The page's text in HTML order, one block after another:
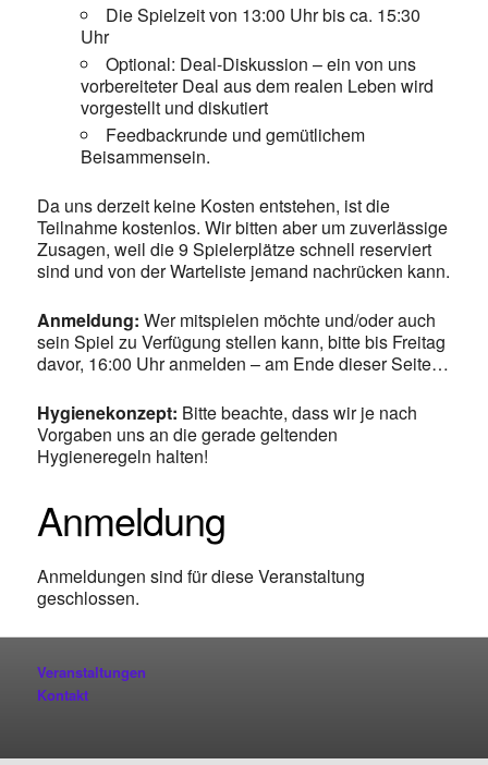
Die Spielzeit von 13:00 Uhr bis ca. 15:30
Uhr
Optional: Deal-Diskussion – ein von uns
vorbereiteter Deal aus dem realen Leben wird
vorgestellt und diskutiert
Feedbackrunde und gemütlichem
Beisammensein.
Da uns derzeit keine Kosten entstehen, ist die
Teilnahme kostenlos. Wir bitten aber um zuverlässige
Zusagen, weil die 9 Spielerplätze schnell reserviert
sind und von der Warteliste jemand nachrücken kann.
Anmeldung: Wer mitspielen möchte und/oder auch
sein Spiel zu Verfügung stellen kann, bitte bis Freitag
davor, 16:00 Uhr anmelden – am Ende dieser Seite…
Hygienekonzept: Bitte beachte, dass wir je nach
Vorgaben uns an die gerade geltenden
Hygieneregeln halten!
Anmeldung
Anmeldungen sind für diese Veranstaltung
geschlossen.
Veranstaltungen
Kontakt